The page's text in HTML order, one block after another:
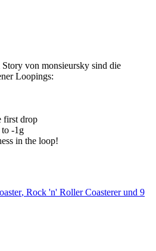
von monsieursky sind die
Loopings:
first drop
-1g
in the loop!
, Rock 'n' Roller Coastererund 9